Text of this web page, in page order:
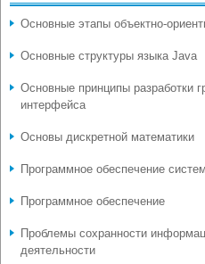
Основные этапы объектно-
Основные структуры языка Java
Основные принципы разработки
интерфейса
Основы дискретной математики
Программное обеспечение
Программное обеспечение
Проблемы сохранности
деятельности